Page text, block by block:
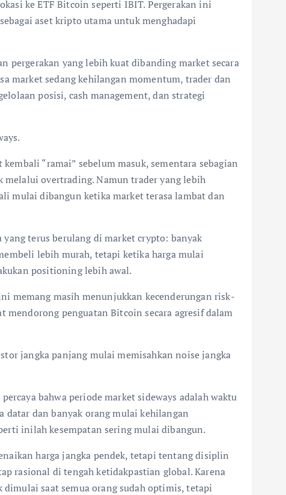
ke ETF Bitcoin seperti IBIT. Pergerakan ini
aset kripto utama untuk menghadapi
pergerakan yang lebih kuat dibanding market secara
market sedang kehilangan momentum, trader dan
posisi, cash management, dan strategi
“ramai” sebelum masuk, sementara sebagian
melalui overtrading. Namun trader yang lebih
mulai dibangun ketika market terasa lambat dan
terus berulang di market crypto: banyak
lebih murah, tetapi ketika harga mulai
positioning lebih awal.
memang masih menunjukkan kecenderungan risk-
penguatan Bitcoin secara agresif dalam
jangka panjang mulai memisahkan noise jangka
bahwa periode market sideways adalah waktu
datar dan banyak orang mulai kehilangan
inilah kesempatan sering mulai dibangun.
harga jangka pendek, tetapi tentang disiplin
rasional di tengah ketidakpastian global. Karena
saat semua orang sudah optimis, tetapi